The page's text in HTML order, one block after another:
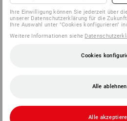
ZAHLARTEN
Strauss Deutschland
Ihre Einwilligung können Sie jederzeit über
unserer Datenschutzerklärung für die
Ihre Auswahl unter "Cookies konfigurieren"
Weitere Informationen siehe
Cookies
Alle ablehnen
Alle